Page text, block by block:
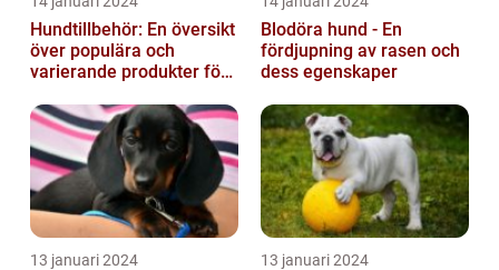
Hundtillbehör: En översikt
över populära och
varierande produkter för
Blodöra hund - En
fördjupning av rasen och
dess egenskaper
13 januari 2024 13 januari 2024